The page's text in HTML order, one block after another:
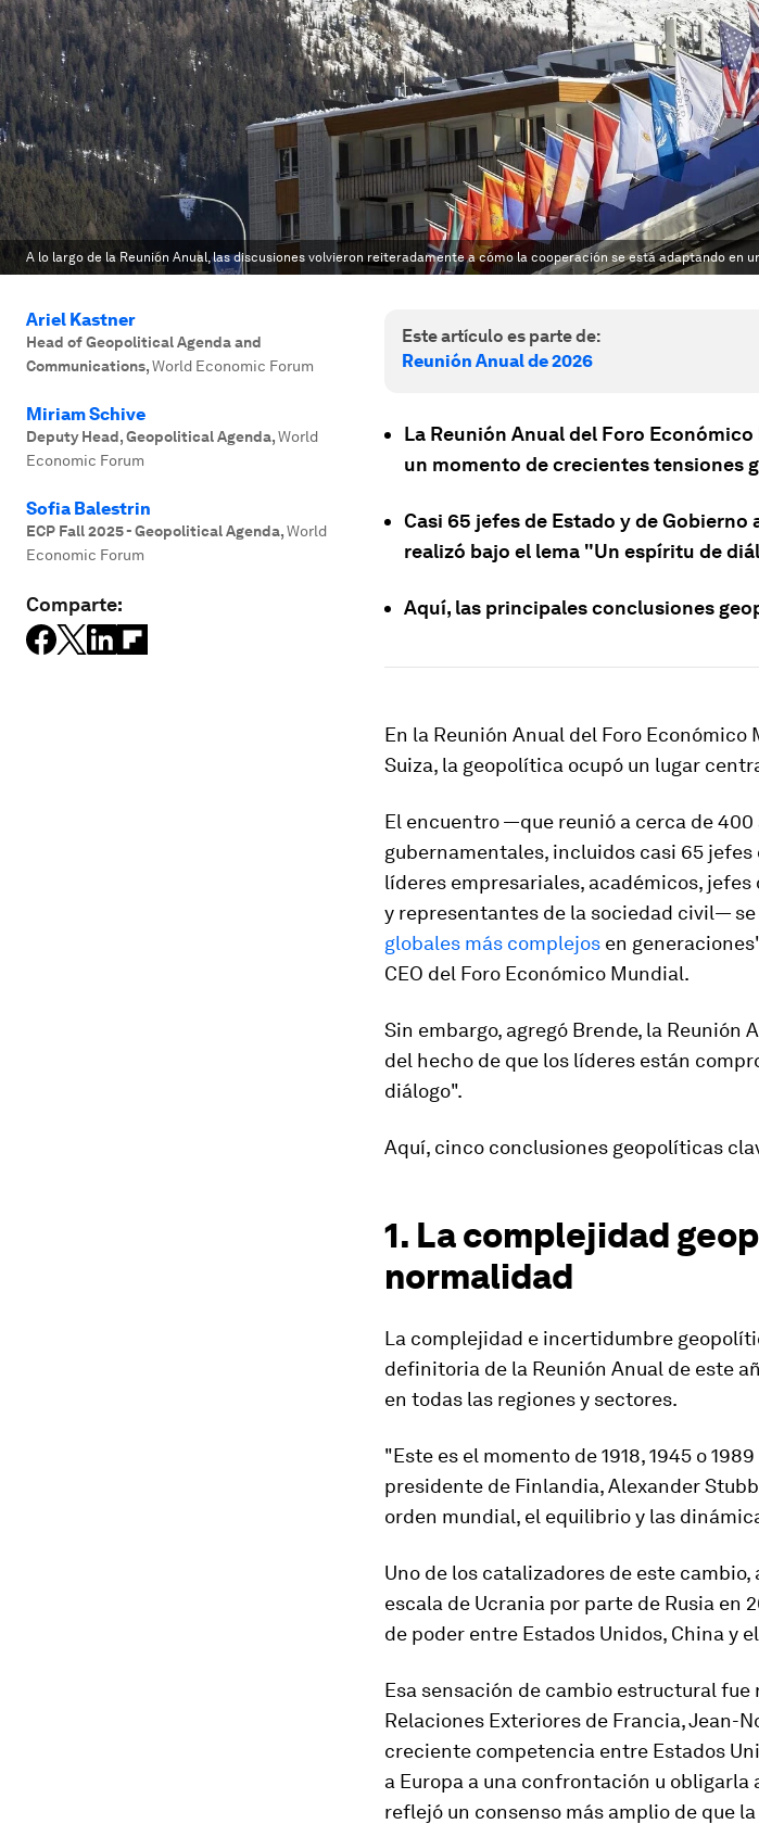
A lo largo de la Reunión Anual, las discusiones volvieron reiteradamente a cómo la cooperación se está adaptando en
Ariel Kastner
Head of Geopolitical Agenda and
Communications,World Economic Forum
Miriam Schive
Deputy Head, Geopolitical Agenda,World
Economic Forum
Sofia Balestrin
ECP Fall 2025 - Geopolitical Agenda,World
Economic Forum
Comparte:
Este artículo es parte de:
Reunión Anual de 2026
La Reunión Anual del Foro
un momento de crecientes tensiones
Casi 65 jefes de Estado y de
realizó bajo el lema "Un espíritu de
Aquí, las principales conclusiones
En la Reunión Anual del Foro Económico
Suiza, la geopolítica ocupó un lugar
El encuentro —que reunió a cerca de
gubernamentales, incluidos casi 65 jefes
líderes empresariales, académicos,
y representantes de la sociedad civil—
globales más complejos en
CEO del Foro Económico Mundial.
Sin embargo, agregó Brende, la
del hecho de que los líderes están
diálogo".
Aquí, cinco conclusiones geopolíticas
1. La complejidad
normalidad
La complejidad e incertidumbre
definitoria de la Reunión Anual de este
en todas las regiones y sectores.
"Este es el momento de 1918, 1945 o
presidente de Finlandia, Alexander
orden mundial, el equilibrio y las
Uno de los catalizadores de este
escala de Ucrania por parte de Rusia en
de poder entre Estados Unidos, China y
Esa sensación de cambio estructural
Relaciones Exteriores de Francia, Jean-
creciente competencia entre Estados
a Europa a una confrontación u obligarla
reflejó un consenso más amplio de que